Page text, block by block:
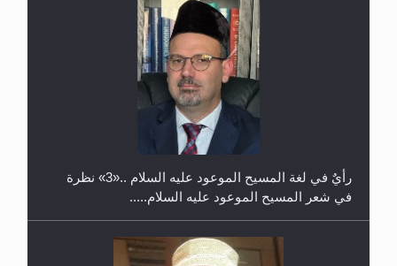
حفل توزيع الشهادات في الجامعة الأحمدية بنيجيريا لعام
رأيٌ في لغة المسيح الموعود عليه السلام ..«3» نظرة
في شعر المسيح الموعود عليه السلام.....